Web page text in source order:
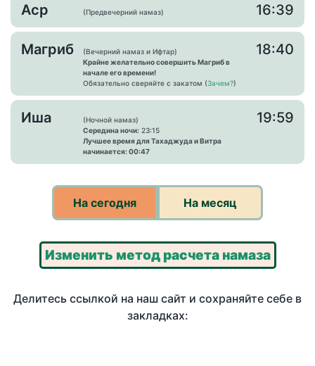
Аср (Предвечерний намаз) 16:39
Магриб
(Вечерний намаз и Ифтар)
Крайне желательно совершить Магриб в
начале его времени!
Обязательно сверяйте с закатом (Зачем?)
18:40
Иша
(Ночной намаз)
Середина ночи: 23:15
Лучшее время для Тахаджуда и Витра
начинается: 00:47
19:59
На сегодня На месяц
Изменить метод расчета намаза
Делитесь ссылкой на наш сайт и сохраняйте себе в
закладках: